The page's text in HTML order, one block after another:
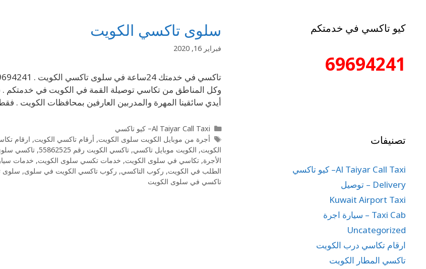
سلوى تاكسي الكويت
فبراير 16, 2020
وكل المناطق من تكاسي توصيلة القمة في الكويت في
أيدي سائقينا المهرة والمدربين العارفين بمحافظات الكويت
Al Taiyar Call Taxi– كيو تاكسي
أجرة من موبايل الكويت سلوى الكويت, أرقام تاكسي الكويت, ارقام
الكويت, الكويت موبايل تاكسي, تاكسي الكويت رقم 55862525 , تاكسي
الأجرة, تكاسي في سلوى الكويت, خدمات تكسي سلوى الكويت, خدمات
الطلب في الكويت, ركوب التاكسي, ركوب تاكسي الكويت في سلوى, سلوى
تاكسي في سلوى الكويت
كيو تاكسي في خدمتكم
69694241
تصنيفات
Al Taiyar Call Taxi– كيو تاكسي
Delivery – توصيل
Kuwait Airport Taxi
Taxi Cab – سيارة اجرة
Uncategorized
ارقام تكاسي درب الكويت
تاكسي المطار الكويت